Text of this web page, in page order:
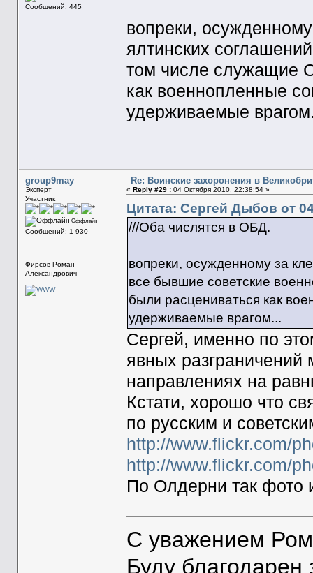
Сообщений: 445
вопреки,
ялтинских
том числе служащие
как военнопленные
удерживаемые
group9may
Эксперт
Участник
Оффлайн
Сообщений: 1 930
Фирсов Роман
Александрович
Re: Воинские захоронения в
« Reply #29 :04 Октября 2010, 22:38:54 »
Цитата: Сергей Дыбов от
///Оба числятся в ОБД.
вопреки, осужденному за
все бывшие советские
были расцениваться как
удерживаемые врагом...
Сергей, именно по
явных
направлениях на
Кстати, хорошо что
по русским и
http://www.flickr.com/
http://www.flickr.com/
По Олдерни так фото
С уважением
Буду